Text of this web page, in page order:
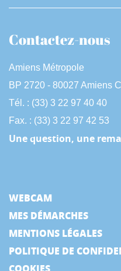
Contactez-nous
Amiens Métropole
BP 2720 - 80027 Amiens
Tél. : (33) 3 22 97 40 40
Fax. : (33) 3 22 97 42 53
Une question, une
WEBCAM
MES DÉMARCHES
MENTIONS LÉGALES
POLITIQUE DE
COOKIES